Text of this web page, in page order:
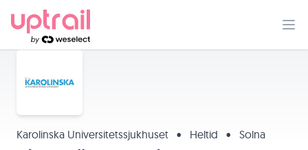
Karolinska Universitetssjukhuset • Heltid • Solna